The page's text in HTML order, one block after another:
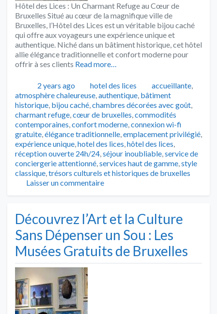
Hôtel des Lices : Un Charmant Refuge au Cœur de
Bruxelles Situé au cœur de la magnifique ville de
Bruxelles, l’Hôtel des Lices est un véritable bijou caché
qui offre aux voyageurs une expérience unique et
authentique. Niché dans un bâtiment historique, cet hôtel
allie élégance traditionnelle et confort moderne pour
offrir à ses clients Read more…
Publié2 years ago Catégories
hotel des lices Tags
accueillante,
atmosphère chaleureuse,authentique, bâtiment
historique, bijou caché,chambres décorées avec goût,
charmant refuge,cœur de bruxelles,commodités
contemporaines,confort moderne,connexion wi-fi
gratuite,élégance traditionnelle,emplacement privilégié,
expérience unique,hotel des lices,hôtel des lices,
réception ouverte 24h/24,séjour inoubliable,service de
conciergerie attentionné,services haut de gamme,style
classique,trésors culturels et historiques de bruxelles
Laisser un commentaire
Découvrez l’Art et la Culture
Sans Dépenser un Sou : Les
Musées Gratuits de Bruxelles